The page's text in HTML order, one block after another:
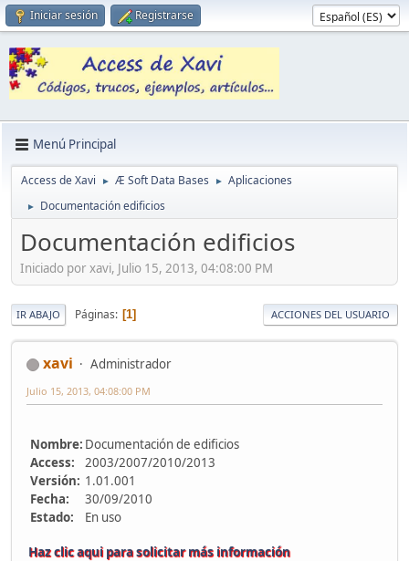
Iniciar sesión Registrarse
Menú Principal
Access de Xavi ► Æ Soft Data Bases ► Aplicaciones
► Documentación edificios
Documentación edificios
Iniciado por xavi, Julio 15, 2013, 04:08:00 PM
IR ABAJO Páginas 1 ACCIONES DEL USUARIO
xavi Administrador
Julio 15, 2013, 04:08:00 PM
Nombre: Documentación de edificios
Access:
2003/2007/2010/2013
Versión: 1.01.001
Fecha:
30/09/2010
Estado:
En uso
Haz clic aqui para solicitar más información